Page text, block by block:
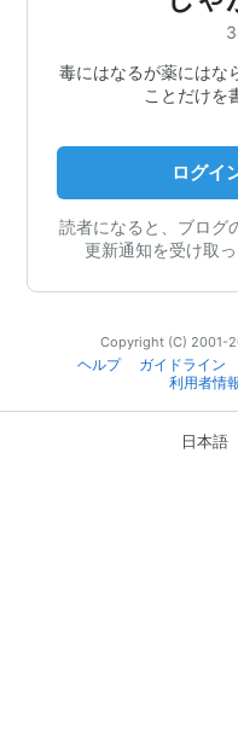
毒にはなるが薬にはな
ことだけを
ログイ
読者になると、ブログ
更新通知を受け取
Copyright (C) 2001-
ヘルプ
ガイドライン
利用者情
日本語